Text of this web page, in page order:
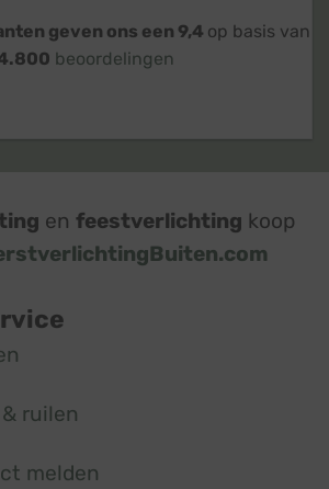
geven ons een 9,4 op basis van
beoordelingen
en feestverlichting koop
ruilen
melden